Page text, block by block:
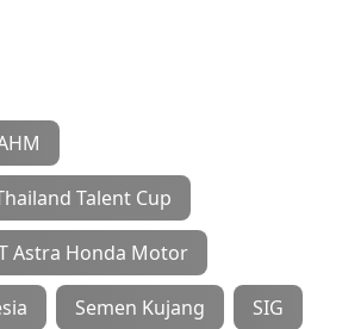
Talent Cup
Astra Honda Motor
Semen Kujang SIG